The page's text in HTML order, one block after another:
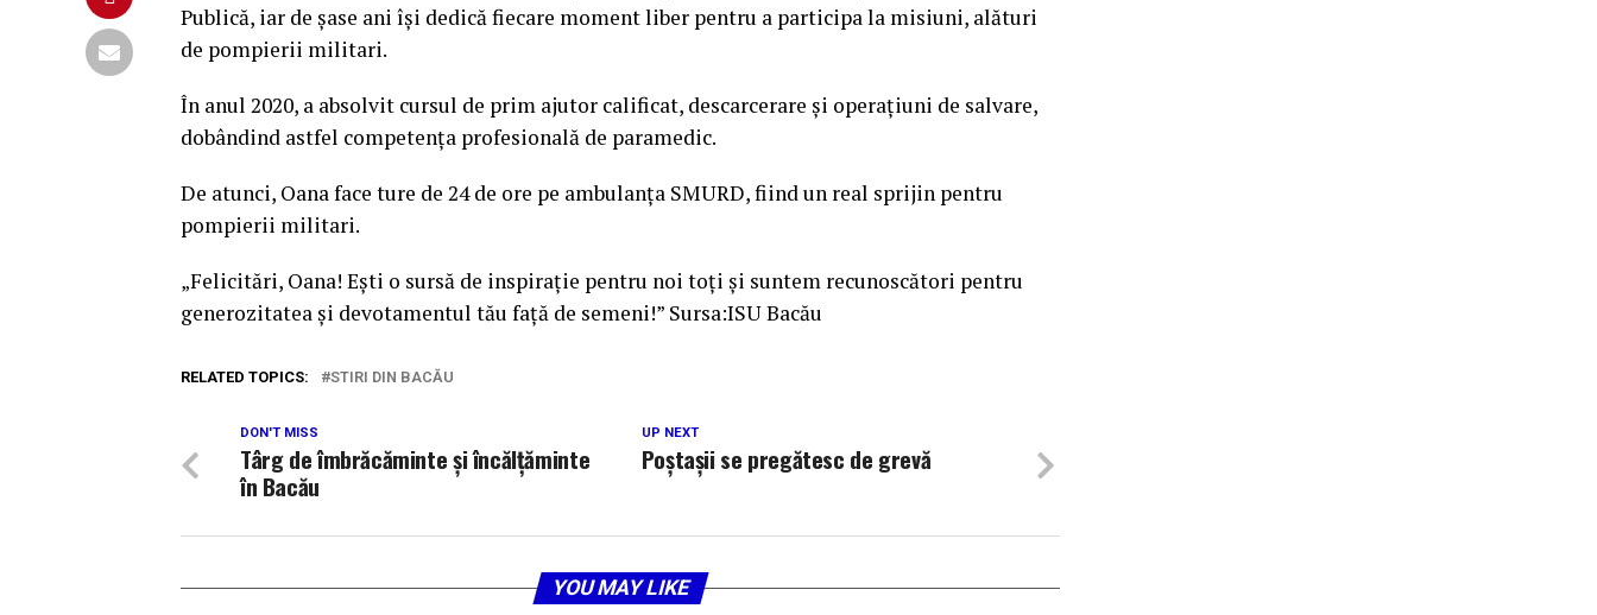
Publică, iar de șase ani își dedică fiecare moment liber pentru a participa la misiuni, alături
de pompierii militari.
În anul 2020, a absolvit cursul de prim ajutor calificat, descarcerare și operațiuni de salvare,
dobândind astfel competența profesională de paramedic.
De atunci, Oana face ture de 24 de ore pe ambulanța SMURD, fiind un real sprijin pentru
pompierii militari.
„Felicitări, Oana! Ești o sursă de inspirație pentru noi toți și suntem recunoscători pentru
generozitatea și devotamentul tău față de semeni!” Sursa:ISU Bacău
RELATED TOPICS: STIRI DIN BACĂU
UP NEXT
Poștașii se pregătesc de grevă
DON'T MISS
Târg de îmbrăcăminte și încălțăminte
în Bacău
YOU MAY LIKE